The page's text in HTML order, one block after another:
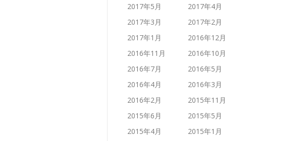
2017年5月
2017年4月
2017年3月
2017年2月
2017年1月
2016年12月
2016年11月
2016年10月
2016年7月
2016年5月
2016年4月
2016年3月
2016年2月
2015年11月
2015年6月
2015年5月
2015年4月
2015年1月